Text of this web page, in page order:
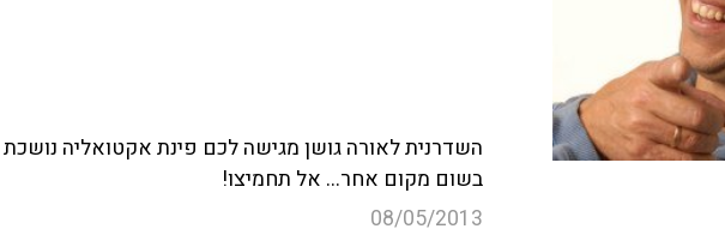
השדרנית לאורה גושן מגישה לכם פינת אקטואליה
בשום מקום אחר... אל תחמיצו!
08/05/2013